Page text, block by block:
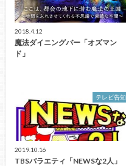
2018.4.12
魔法ダイニングバー「オズマン
ド」
テレビ告知
2019.10.16
TBSバラエティ「NEWSな2人」